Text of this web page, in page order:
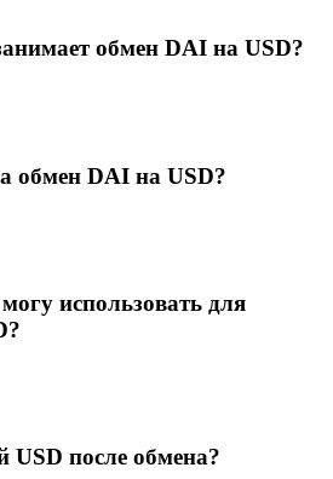
обмен DAI на USD?
обмен DAI на USD?
использовать для
USD после обмена?